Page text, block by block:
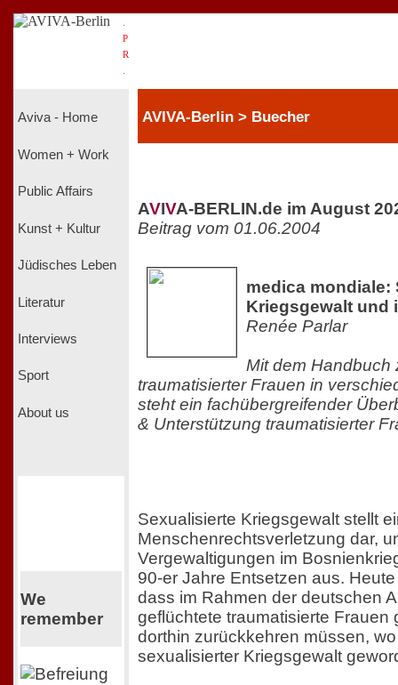
P
R
Aviva - Home
Women + Work
Public Affairs
Kunst + Kultur
Jüdisches Leben
Literatur
Interviews
Sport
About us
We
remember
AVIVA-Berlin > Buecher
AVIVA-BERLIN.de im August
Beitrag vom 01.06.2004
medica mondiale:
Kriegsgewalt und
Renée Parlar
Mit dem Handbuch
traumatisierter Frauen in
steht ein fachübergreifender
& Unterstützung traumatisierter
Sexualisierte Kriegsgewalt stellt
Menschenrechtsverletzung dar,
Vergewaltigungen im
90-er Jahre Entsetzen aus.
dass im Rahmen der deutschen
geflüchtete traumatisierte Frauen
dorthin zurückkehren müssen,
sexualisierter Kriegsgewalt